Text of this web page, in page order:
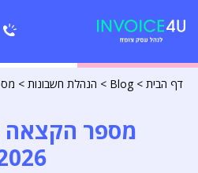
דף הבית >
Blog
> הנהלת חשבונות >
מספר הקצאה